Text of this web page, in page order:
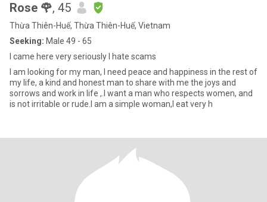
Rose 🌹, 45
Thừa Thiên-Huế, Thừa Thiên-Huế, Vietnam
Seeking: Male 49 - 65
I came here very seriously I hate scams
I am looking for my man, I need peace and happiness in the rest of
my life, a kind and honest man to share with me the joys and
sorrows and work in life ,.I want a man who respects women, and
is not irritable or rude.I am a simple woman,I eat very h